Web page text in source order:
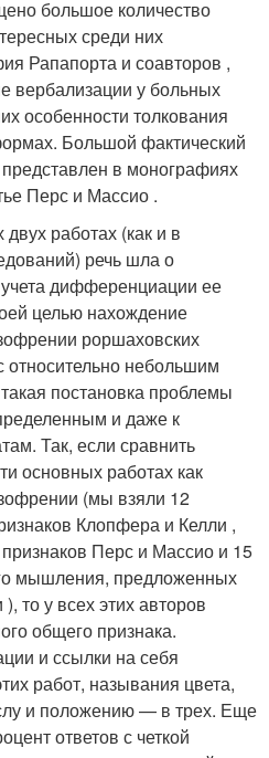
большое количество
среди них
Рапапорта и соавторов ,
вербализации у больных
особенности толкования
Большой фактический
в монографиях
Перс и Массио .
работах (как и в
речь шла о
дифференциации ее
целью нахождение
роршаховских
небольшим
постановка проблемы
и даже к
Так, если сравнить
основных работах как
(мы взяли 12
Клопфера и Келли ,
Перс и Массио и 15
мышления, предложенных
то у всех этих авторов
общего признака.
и ссылки на себя
работ, называния цвета,
и положению — в трех. Еще
ответов с четкой